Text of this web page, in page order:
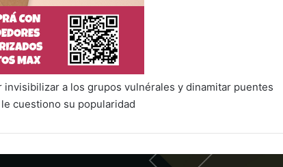
a los grupos vulnérales y dinamitar puentes
cuestiono su popularidad